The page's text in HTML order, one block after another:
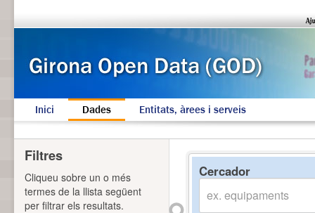
Inici Dades Entitats, àrees i serveis
Cercador
Filtres
Cliqueu sobre un o més
termes de la llista següent
per filtrar els resultats.